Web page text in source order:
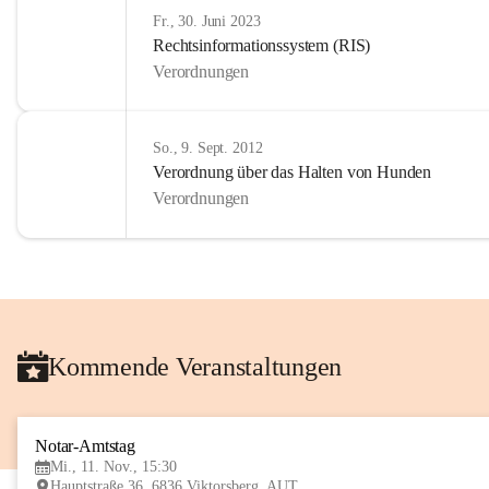
Fr., 30. Juni 2023
Rechtsinformationssystem (RIS)
Verordnungen
So., 9. Sept. 2012
Verordnung über das Halten von Hunden
Verordnungen
Kommende Veranstaltungen
Notar-Amtstag
Mi., 11. Nov., 15:30